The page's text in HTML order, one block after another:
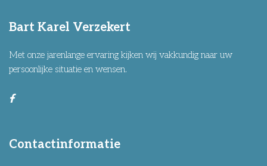
Bart Karel Verzekert
Met onze jarenlange ervaring kijken wij vakkundig naar uw
persoonlijke situatie en wensen.
Contactinformatie